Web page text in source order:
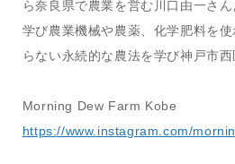
ら奈良県で農業を営む川口由一さ
学び農業機械や農薬、化学肥料を
らない永続的な農法を学び神戸市西
Morning Dew Farm Kobe
https://www.instagram.com/